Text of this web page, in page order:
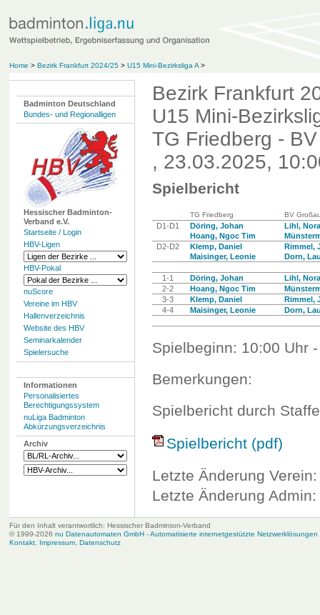
Home > Bezirk Frankfurt 2024/25 > U15 Mini-Bezirksliga A >
Badminton Deutschland
Bundes- und Regionalligen
Hessischer Badminton-
Verband e.V.
Startseite / Login
HBV-Ligen
HBV-Pokal
nuScore
Vereine im HBV
Hallenverzeichnis
Website des HBV
Seminarkalender
Spielersuche
Informationen
Personalisiertes
Berechtigungssystem
nuLiga Badminton
Abkürzungsverzeichnis
Archiv
Bezirk Frankfurt
U15 Mini-
TG Friedberg -
, 23.03.2025,
Spielbericht
TG Friedberg BV
D1-D1
Döring, Johan
Hoang, Ngoc Tim
Lihl, Nora
D2-D2
Klemp, Daniel
Maisinger, Leonie
Rimmel,
Dorn,
1-1 Döring, Johan
Lihl, Nora
2-2
Hoang, Ngoc Tim
3-3
Klemp, Daniel
Rimmel,
4-4
Maisinger, Leonie Dorn,
Spielbeginn: 10:00 Uhr
Bemerkungen:
Spielbericht durch
Spielbericht (pdf)
Letzte Änderung
Letzte Änderung
Für den Inhalt verantwortlich: Hessischer Badminton-Verband
© 1999-2026 nu Datenautomaten GmbH - Automatisierte internetgestützte Netzwerklösungen
Kontakt, Impressum, Datenschutz